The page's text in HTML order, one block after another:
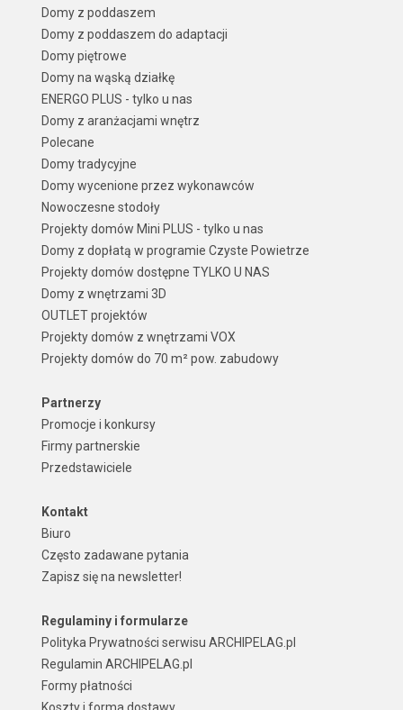
Domy z poddaszem
Domy z poddaszem do adaptacji
Domy piętrowe
Domy na wąską działkę
ENERGO PLUS - tylko u nas
Domy z aranżacjami wnętrz
Polecane
Domy tradycyjne
Domy wycenione przez wykonawców
Nowoczesne stodoły
Projekty domów Mini PLUS - tylko u nas
Domy z dopłatą w programie Czyste Powietrze
Projekty domów dostępne TYLKO U NAS
Domy z wnętrzami 3D
OUTLET projektów
Projekty domów z wnętrzami VOX
Projekty domów do 70 m² pow. zabudowy
Partnerzy
Promocje i konkursy
Firmy partnerskie
Przedstawiciele
Kontakt
Biuro
Często zadawane pytania
Zapisz się na newsletter!
Regulaminy i formularze
Polityka Prywatności serwisu ARCHIPELAG.pl
Regulamin ARCHIPELAG.pl
Formy płatności